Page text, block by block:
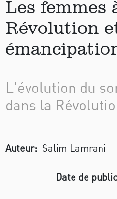
Les femmes
Révolution
L'évolution du
dans la
Auteur: Salim Lamrani
Date de